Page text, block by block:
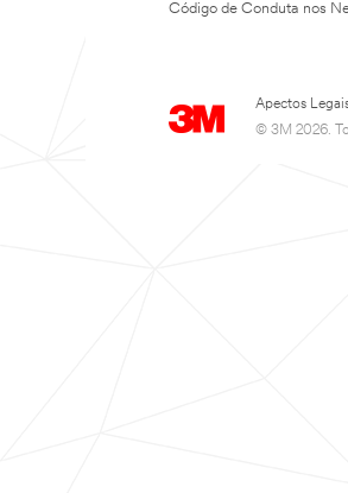
Código de Conduta nos
Apectos
© 3M 2026.